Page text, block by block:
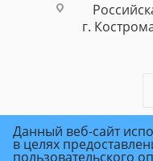
г.
Данный веб-сайт
в целях
пользовательского